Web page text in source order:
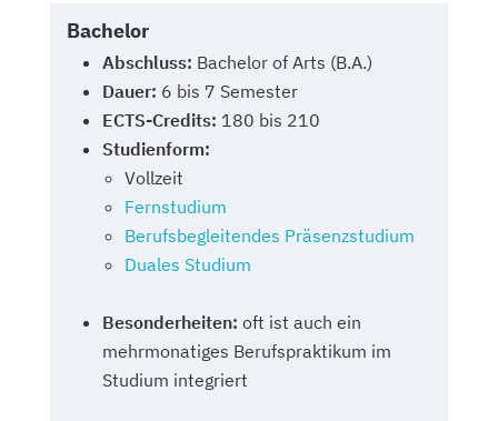
Bachelor
Abschluss: Bachelor of Arts (B.A.)
Dauer: 6 bis 7 Semester
ECTS-Credits: 180 bis 210
Studienform:
Vollzeit
Fernstudium
Berufsbegleitendes Präsenzstudium
Duales Studium
Besonderheiten: oft ist auch ein
mehrmonatiges Berufspraktikum im
Studium integriert